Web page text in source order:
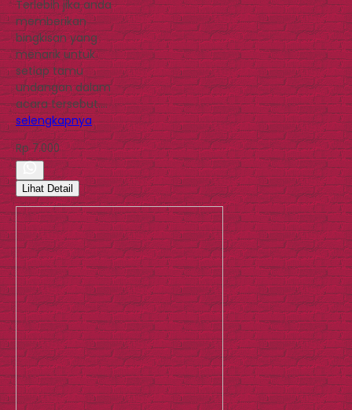
Terlebih jika anda
memberikan
bingkisan yang
menarik untuk
setiap tamu
undangan dalam
acara tersebut….
selengkapnya
Rp 7.000
Lihat Detail